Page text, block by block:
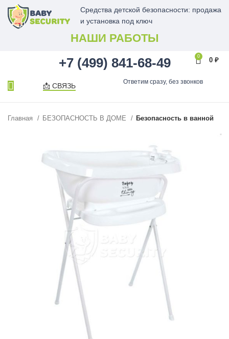
Средства детской безопасности: продажа
и установка под ключ
НАШИ РАБОТЫ
+7 (499) 841-68-49 0
0 ₽
📩 СВЯЗЬ Ответим сразу, без звонков
Главная БЕЗОПАСНОСТЬ В ДОМЕ Безопасность в ванной